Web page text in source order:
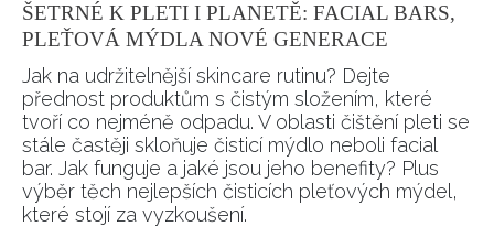
ŠETRNÉ K PLETI I PLANETĚ: FACIAL BARS,
PLEŤOVÁ MÝDLA NOVÉ GENERACE
Jak na udržitelnější skincare rutinu? Dejte
přednost produktům s čistým složením, které
tvoří co nejméně odpadu. V oblasti čištění pleti se
stále častěji skloňuje čisticí mýdlo neboli facial
bar. Jak funguje a jaké jsou jeho benefity? Plus
výběr těch nejlepších čisticích pleťových mýdel,
které stojí za vyzkoušení.